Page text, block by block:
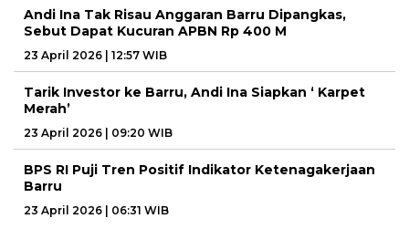
Andi Ina Tak Risau Anggaran Barru Dipangkas,
Sebut Dapat Kucuran APBN Rp 400 M
23 April 2026 | 12:57 WIB
Tarik Investor ke Barru, Andi Ina Siapkan ‘ Karpet
Merah’
23 April 2026 | 09:20 WIB
BPS RI Puji Tren Positif Indikator Ketenagakerjaan
Barru
23 April 2026 | 06:31 WIB